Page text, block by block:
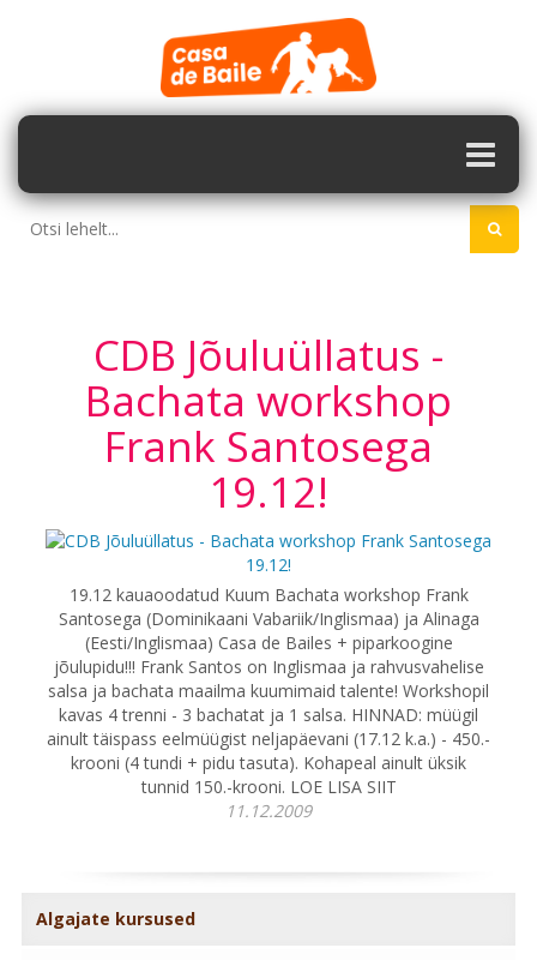
CDB Jõuluüllatus -
Bachata workshop
Frank Santosega
19.12!
19.12 kauaoodatud Kuum Bachata workshop Frank
Santosega (Dominikaani Vabariik/Inglismaa) ja Alinaga
(Eesti/Inglismaa) Casa de Bailes + piparkoogine
jõulupidu!!! Frank Santos on Inglismaa ja rahvusvahelise
salsa ja bachata maailma kuumimaid talente! Workshopil
kavas 4 trenni - 3 bachatat ja 1 salsa. HINNAD: müügil
ainult täispass eelmüügist neljapäevani (17.12 k.a.) - 450.-
krooni (4 tundi + pidu tasuta). Kohapeal ainult üksik
tunnid 150.-krooni. LOE LISA SIIT
11.12.2009
Algajate kursused